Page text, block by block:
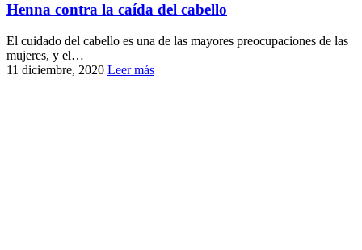
Henna contra la caída del cabello
El cuidado del cabello es una de las mayores preocupaciones de las
mujeres, y el…
11 diciembre, 2020 Leer más